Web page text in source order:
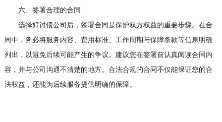
六、签署合理的合同
选择好讨债公司后，签署合同是保护双方权益的重要步骤。在合
同中，务必将服务内容、费用标准、工作周期与保障条款等信息明确
列出，以避免后续可能产生的争议。建议您在签署前认真阅读合同内
容，并与公司沟通不清楚的地方。合法合规的合同不仅能保证您的合
法权益，还能为后续服务提供明确的保障。